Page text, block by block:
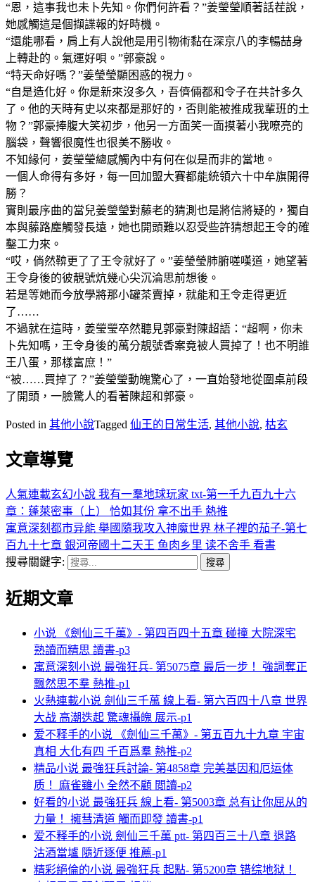
“恩，這事我也未卜先知。你們何許看？”姜瑩瑩順著話茬說，
她感觸這是個擷諜報的好時機。
“還能哪看，肩上有人說他是用引物術黏在深京八的李暢喆身
上轉赴的。氣運好唄。”郭豪說。
“特天命好嗎？”姜瑩瑩顯困惑的視力。
“自是造化好。你是新來沒多久，吾儕倆都和令子在共計多久
了。他的天時有史以來都是那好的，否則能被推成我輩班的土
物？”郭豪捧腹大笑初步，他另一方面笑一面摸著小我嘹亮的
腦袋，聲響很魔性也很美不勝收。
不知緣何，姜瑩瑩總感觸內中有何在似是而非的當地。
一個人命得有多好，每一回加盟大賽都能統領六十中牟旗開得
勝？
實則最序曲的當兒姜瑩瑩對藤老的猜測也是將信將疑的，獨自
本與藤路塵觸發長遠，她也開頭難以忍受些許猜想起王令的確
鑿工力來。
“哎，倘然鞥更了了王令就好了。”姜瑩瑩肺腑嗟嘆道，她望著
王令身後的彼靚號炕幾心尖沉淪思前想後。
若是等她而今放學將那小罐茶賣掉，就能和王令走得更近
了……
不過就在這時，姜瑩瑩卒然聽見郭豪對陳超語：“超啊，你未
卜先知嗎，王令身後的萬分靚號香案竟被人買掉了！也不明誰
王八蛋，那樣富庶！”
“被……買掉了？”姜瑩瑩動魄驚心了，一直始發地從圍桌前段
了開頭，一臉驚人的看著陳超和郭豪。
Posted in 其他小說Tagged 仙王的日常生活, 其他小說, 枯玄
文章導覽
人氣連載玄幻小說 我有一羣地球玩家 txt-第一千九百九十六
章：蓬萊密事（上） 恰如其份 拿不出手 熱推
寓意深刻都市异能 舉國隨我攻入神魔世界 林子裡的茄子-第七
百九十七章 銀河帝國十二天王 鱼肉乡里 读不舍手 看書
搜尋關鍵字:
近期文章
小说 《劍仙三千萬》- 第四百四十五章 碰撞 大院深宅
熟讀而精思 讀書-p3
寓意深刻小说 最強狂兵- 第5075章 最后一步！ 強詞奪正
飄然思不羣 熱推-p1
火熱連載小说 劍仙三千萬 線上看- 第六百四十八章 世界
大战 高潮迭起 驚魂攝魄 展示-p1
爱不释手的小说 《劍仙三千萬》- 第五百九十九章 宇宙
真相 大化有四 千百爲羣 熱推-p2
精品小说 最強狂兵討論- 第4858章 完美基因和厄运体
质！ 麻雀雖小 全然不顧 閲讀-p2
好看的小说 最強狂兵 線上看- 第5003章 总有让你屈从的
力量！ 擁彗清道 觸而即發 讀書-p1
爱不释手的小说 劍仙三千萬 ptt- 第四百三十八章 退路
沽酒當壚 隨近逐便 推薦-p1
精彩絕倫的小说 最強狂兵 起點- 第5200章 错综地狱！